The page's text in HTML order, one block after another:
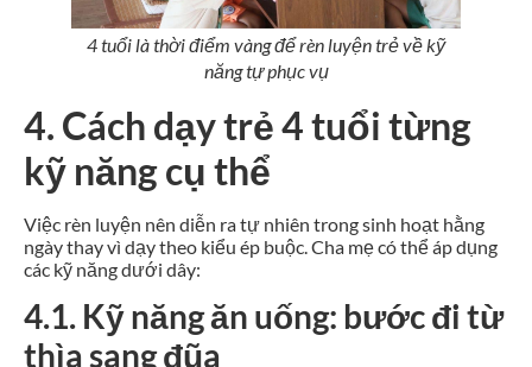
4 tuổi là thời điểm vàng để rèn luyện trẻ về kỹ
năng tự phục vụ
4. Cách dạy trẻ 4 tuổi từng
kỹ năng cụ thể
Việc rèn luyện nên diễn ra tự nhiên trong sinh hoạt hằng
ngày thay vì dạy theo kiểu ép buộc. Cha mẹ có thể áp dụng
các kỹ năng dưới dây:
4.1. Kỹ năng ăn uống: bước đi từ
thìa sang đũa